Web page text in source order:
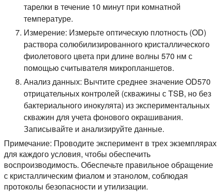
тарелки в течение 10 минут при комнатной
температуре.
Измерение: Измерьте оптическую плотность (OD)
раствора солюбилизированного кристаллического
фиолетового цвета при длине волны 570 нм с
помощью считывателя микропланшетов.
Анализ данных: Вычтите среднее значение OD570
отрицательных контролей (скважины с TSB, но без
бактериального инокулята) из экспериментальных
скважин для учета фонового окрашивания.
Записывайте и анализируйте данные.
Примечание: Проводите эксперимент в трех экземплярах
для каждого условия, чтобы обеспечить
воспроизводимость. Обеспечьте правильное обращение
с кристаллическим фиалом и этанолом, соблюдая
протоколы безопасности и утилизации.